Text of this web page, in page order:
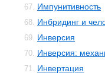
67. Импунитивность
68. Инбридинг и
69. Инверсия
70. Инверсия:
71. Инвертация